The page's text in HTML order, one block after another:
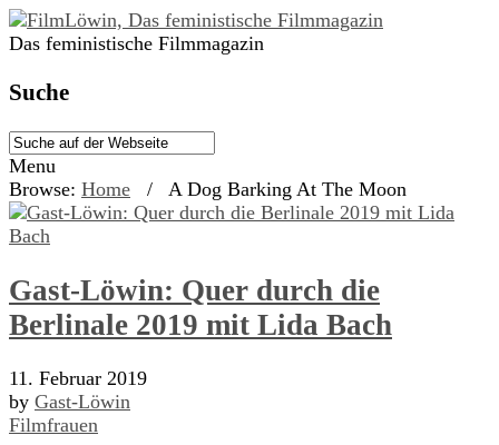
Das feministische Filmmagazin
Suche
Menu
Browse: Home / A Dog Barking At The Moon
Gast-Löwin: Quer durch die
Berlinale 2019 mit Lida Bach
11. Februar 2019
by Gast-Löwin
Filmfrauen